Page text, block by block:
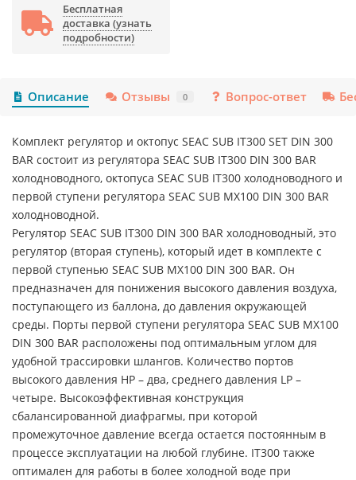
Бесплатная
доставка (узнать
подробности)
Описание Отзывы 0 Вопрос-ответ
Комплект регулятор и октопус SEAC SUB IT300 SET DIN 300
BAR состоит из регулятора SEAC SUB IT300 DIN 300 BAR
холодноводного, октопуса SEAC SUB IT300 холодноводного и
первой ступени регулятора SEAC SUB MX100 DIN 300 BAR
холодноводной.
Регулятор SEAC SUB IT300 DIN 300 BAR холодноводный, это
регулятор (вторая ступень), который идет в комплекте с
первой ступенью SEAC SUB MX100 DIN 300 BAR. Он
предназначен для понижения высокого давления воздуха,
поступающего из баллона, до давления окружающей
среды. Порты первой ступени регулятора SEAC SUB MX100
DIN 300 BAR расположены под оптимальным углом для
удобной трассировки шлангов. Количество портов
высокого давления HP – два, среднего давления LP –
четыре. Высокоэффективная конструкция
сбалансированной диафрагмы, при которой
промежуточное давление всегда остается постоянным в
процессе эксплуатации на любой глубине. IT300 также
оптимален для работы в более холодной воде при